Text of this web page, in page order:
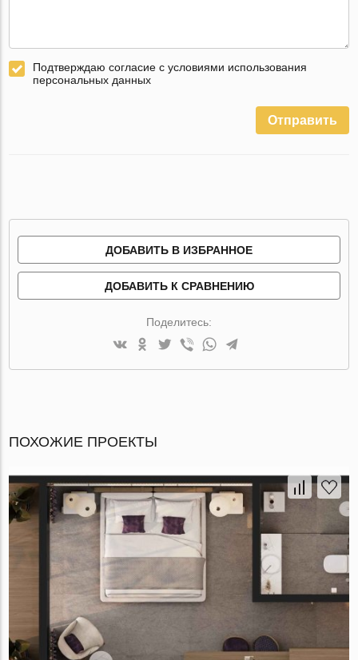
Подтверждаю согласие с условиями использования
персональных данных
Отправить
ДОБАВИТЬ В ИЗБРАННОЕ
ДОБАВИТЬ К СРАВНЕНИЮ
Поделитесь:
ПОХОЖИЕ ПРОЕКТЫ